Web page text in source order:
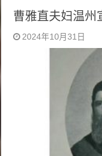
曹雅直夫妇温州
2024年10月31日